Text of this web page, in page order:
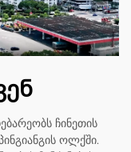
ჩინეთის
ოლქში.